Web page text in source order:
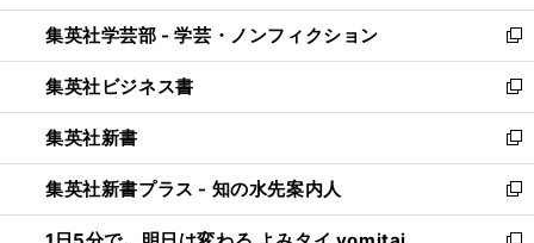
開
く
ウ
で
開
く
ン
ド
ウ
で
開
く
ウ
ィ
ン
ド
ウ
で
開
く
集英社学芸部 - 学芸・ノンフィクション
新
し
い
ウ
ィ
ン
ド
ウ
集英社ビジネス書
新
し
い
ウ
ィ
ン
集英社新書
新
し
い
ウ
集英社新書プラス - 知の水先案内人
新
し